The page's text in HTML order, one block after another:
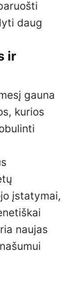
daug
ir
gauna
kurios
įstatymai,
naujas